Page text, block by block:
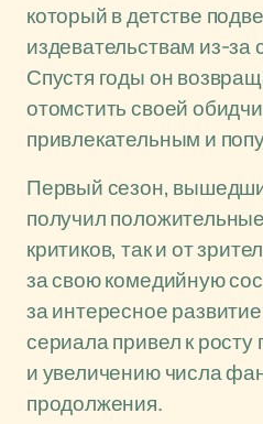
который в детстве
издевательствам из-за
Спустя годы он
отомстить своей
привлекательным и
Первый сезон,
получил
критиков, так и от
за свою комедийную
за интересное
сериала привел к росту
и увеличению числа
продолжения.